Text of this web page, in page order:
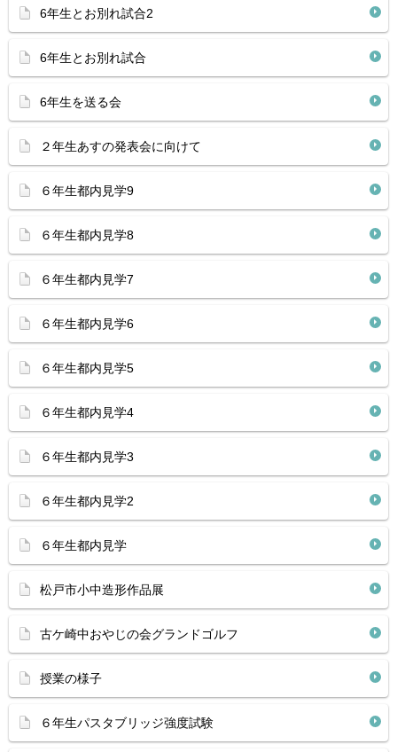
6年生とお別れ試合2
6年生とお別れ試合
6年生を送る会
２年生あすの発表会に向けて
６年生都内見学9
６年生都内見学8
６年生都内見学7
６年生都内見学6
６年生都内見学5
６年生都内見学4
６年生都内見学3
６年生都内見学2
６年生都内見学
松戸市小中造形作品展
古ケ崎中おやじの会グランドゴルフ
授業の様子
６年生パスタブリッジ強度試験